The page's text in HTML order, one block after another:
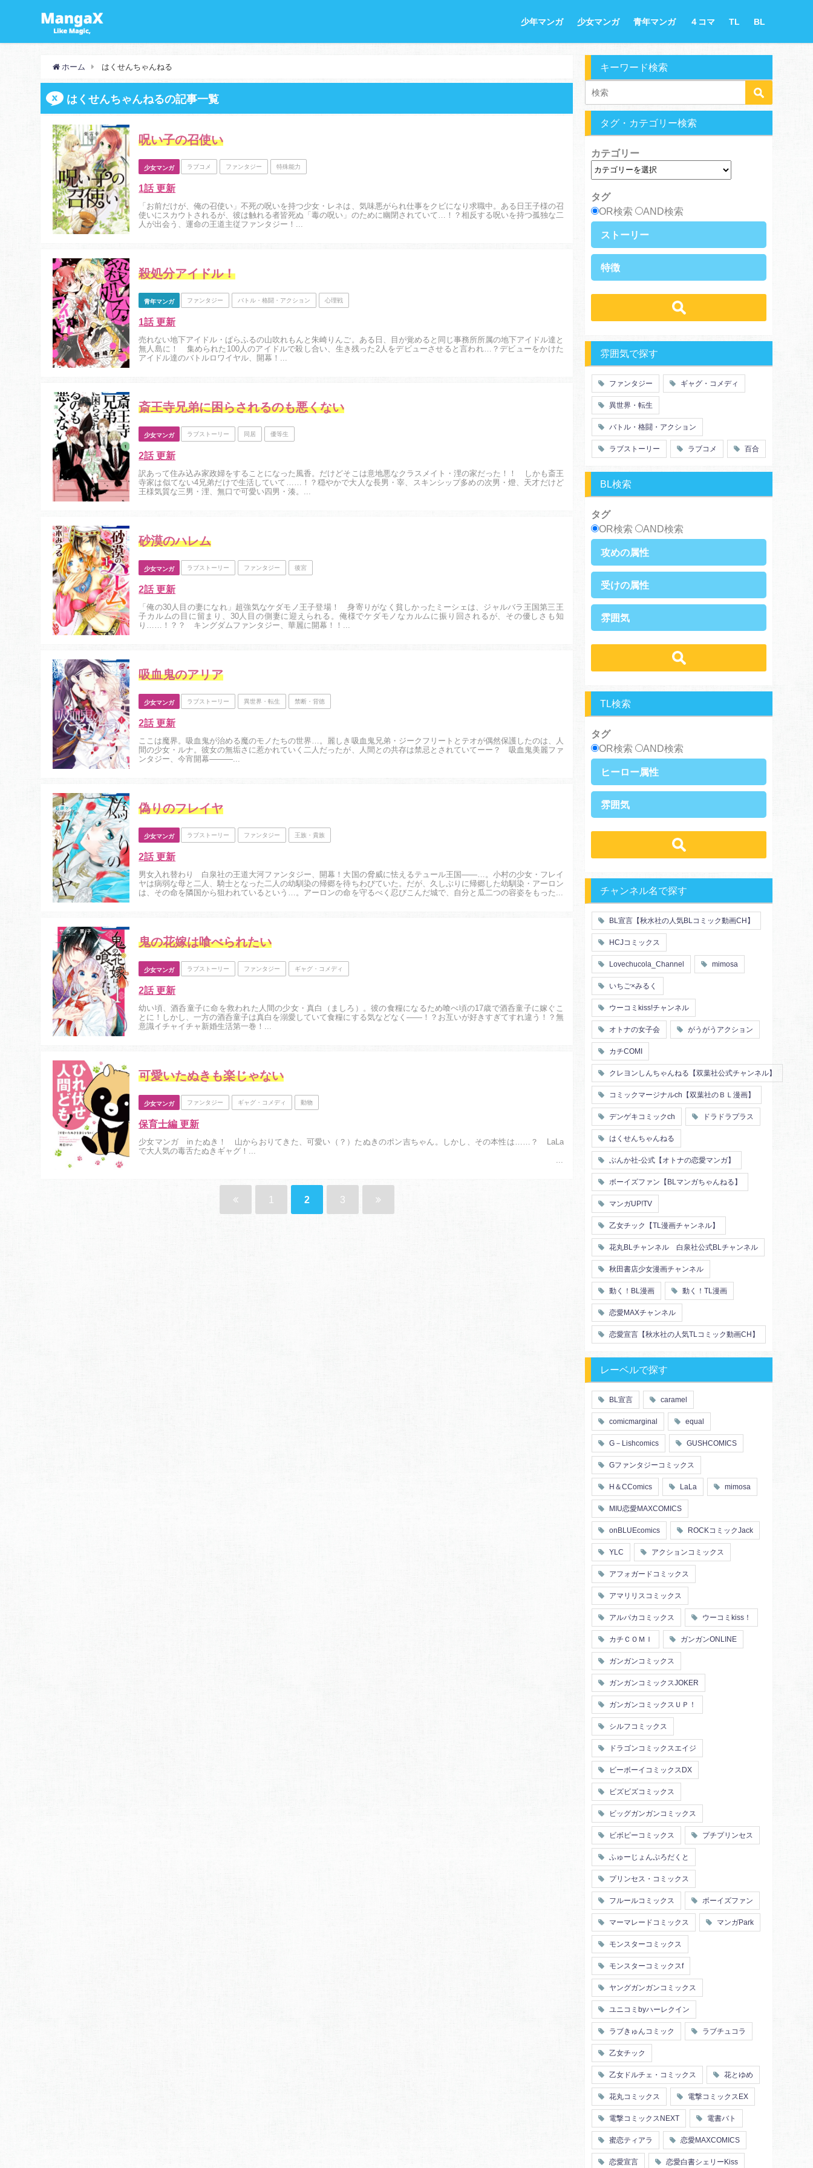
少年マンガ 少女マンガ 青年マンガ ４コマ TL BL
ホーム はくせんちゃんねる
はくせんちゃんねるの記事一覧
呪い子の召使い
少女マンガ ラブコメ ファンタジー 特殊能力
1話 更新
「お前だけが、俺の召使い」不死の呪いを持つ少女・レネは、気味悪がられ仕事をクビになり求職中。ある日王子様の召
使いにスカウトされるが、彼は触れる者皆死ぬ「毒の呪い」のために幽閉されていて…！？相反する呪いを持つ孤独な二
人が出会う、運命の王道主従ファンタジー！...
殺処分アイドル！
青年マンガ ファンタジー バトル・格闘・アクション 心理戦
1話 更新
売れない地下アイドル・ぱらふるの山吹れもんと朱崎りんご。ある日、目が覚めると同じ事務所所属の地下アイドル達と
無人島に！ 集められた100人のアイドルで殺し合い、生き残った2人をデビューさせると言われ…？デビューをかけた
アイドル達のバトルロワイヤル、開幕！...
斎王寺兄弟に困らされるのも悪くない
少女マンガ ラブストーリー 同居 優等生
2話 更新
訳あって住み込み家政婦をすることになった風香。だけどそこは意地悪なクラスメイト・浬の家だった！！ しかも斎王
寺家は似てない4兄弟だけで生活していて……！？穏やかで大人な長男・宰、スキンシップ多めの次男・燈、天才だけど
王様気質な三男・浬、無口で可愛い四男・湊。...
砂漠のハレム
少女マンガ ラブストーリー ファンタジー 後宮
2話 更新
「俺の30人目の妻になれ」超強気なケダモノ王子登場！ 身寄りがなく貧しかったミーシェは、ジャルバラ王国第三王
子カルムの目に留まり、30人目の側妻に迎えられる。俺様でケダモノなカルムに振り回されるが、その優しさも知
り……！？？ キングダムファンタジー、華麗に開幕！！...
吸血鬼のアリア
少女マンガ ラブストーリー 異世界・転生 禁断・背徳
2話 更新
ここは魔界。吸血鬼が治める魔のモノたちの世界…。麗しき吸血鬼兄弟・ジークフリートとテオが偶然保護したのは、人
間の少女・ルナ。彼女の無垢さに惹かれていく二人だったが、人間との共存は禁忌とされていてーー？ 吸血鬼美麗ファ
ンタジー、今宵開幕―――...
偽りのフレイヤ
少女マンガ ラブストーリー ファンタジー 王族・貴族
2話 更新
男女入れ替わり 白泉社の王道大河ファンタジー、開幕！大国の脅威に怯えるテュール王国――…。小村の少女・フレイ
ヤは病弱な母と二人、騎士となった二人の幼馴染の帰郷を待ちわびていた。だが、久しぶりに帰郷した幼馴染・アーロン
は、その命を隣国から狙われているという…。アーロンの命を守るべく忍びこんだ城で、自分と瓜二つの容姿をもったテ
鬼の花嫁は喰べられたい
少女マンガ ラブストーリー ファンタジー ギャグ・コメディ
2話 更新
幼い頃、酒呑童子に命を救われた人間の少女・真白（ましろ）。彼の食糧になるため喰べ頃の17歳で酒呑童子に嫁ぐこ
とに！しかし、一方の酒呑童子は真白を溺愛していて食糧にする気などなく――！？お互いが好きすぎてすれ違う！？無
意識イチャイチャ新婚生活第一巻！...
可愛いたぬきも楽じゃない
少女マンガ ファンタジー ギャグ・コメディ 動物
保育士編 更新
少女マンガ in たぬき！ 山からおりてきた、可愛い（？）たぬきのポン吉ちゃん。しかし、その本性は……？ LaLa
で大人気の毒舌たぬきギャグ！...
1 2 3
キーワード検索
タグ・カテゴリー検索
カテゴリー
タグ
OR検索
AND検索
ストーリー
ラブストーリー
バトル・格闘・アクション
特徴
職業
働く女子
特殊能力
百合
ドロ沼
萌え系
青春
仲間
幼なじみ
オタク
ツンデレ
心理戦
アラサー
嫁・姑
スピンオフ・外伝
ヤンキー・極道
御曹司
サラリーマン
日常崩壊
浮気・不倫
雰囲気で探す
ファンタジー ギャグ・コメディ
異世界・転生
バトル・格闘・アクション
ラブストーリー ラブコメ 百合
BL検索
タグ
OR検索
AND検索
攻めの属性
俺様攻め
硬派攻め
天然攻め
ノンケ攻め
黒髪攻め
年下攻め
ヤンキー攻め
受けの属性
ノンケ受け
黒髪受け
雰囲気
コミカル・シュール
あまあま
ほのぼの
TL検索
タグ
OR検索
AND検索
ヒーロー属性
王族・貴族
俺様
エリート・ハイスぺ
極道
芸能人
王子様
ヤンキー・不良
人外
同期
店長・店員
先生
幼馴染
漫画家・作家
雰囲気
禁断・背徳
ロマンス
セフレ
お色気
初体験
調教
花嫁
義兄弟姉妹
初恋
スーツ
片思い
人妻
主従関係
婚約者
不器用
秘密の関係
甘エロ
フェチ
メイド
恋人
泥酔
絶倫
複数プレイ
友情・仲間
チャンネル名で探す
BL宣言【秋水社の人気BLコミック動画CH】
HCJコミックス
Lovechucola_Channel mimosa
いちご×みるく
ウーコミkiss!チャンネル
オトナの女子会 がうがうアクション
カチCOMI
クレヨンしんちゃんねる【双葉社公式チャンネル】
コミックマージナルch【双葉社のＢＬ漫画】
デンゲキコミックch ドラドラプラス
はくせんちゃんねる
ぶんか社-公式【オトナの恋愛マンガ】
ボーイズファン【BLマンガちゃんねる】
マンガUP!TV
乙女チック【TL漫画チャンネル】
花丸BLチャンネル 白泉社公式BLチャンネル
秋田書店少女漫画チャンネル
動く！BL漫画 動く！TL漫画
恋愛MAXチャンネル
恋愛宣言【秋水社の人気TLコミック動画CH】
レーベルで探す
BL宣言 caramel
comicmarginal equal
G－Lishcomics GUSHCOMICS
Gファンタジーコミックス
H＆CComics LaLa mimosa
MIU恋愛MAXCOMICS
onBLUEcomics ROCKコミックJack
YLC アクションコミックス
アフォガードコミックス
アマリリスコミックス
アルパカコミックス ウーコミkiss！
カチＣＯＭＩ ガンガンONLINE
ガンガンコミックス
ガンガンコミックスJOKER
ガンガンコミックスＵＰ！
シルフコミックス
ドラゴンコミックスエイジ
ビーボーイコミックスDX
ビズビズコミックス
ビッグガンガンコミックス
ビボピーコミックス プチプリンセス
ふゅーじょんぷろだくと
プリンセス・コミックス
フルールコミックス ボーイズファン
マーマレードコミックス マンガPark
モンスターコミックス
モンスターコミックスf
ヤングガンガンコミックス
ユニコミbyハーレクイン
ラブきゅんコミック ラブチュコラ
乙女チック
乙女ドルチェ・コミックス 花とゆめ
花丸コミックス 電撃コミックスEX
電撃コミックスNEXT 電書バト
蜜恋ティアラ 恋愛MAXCOMICS
恋愛宣言 恋愛白書シェリーKiss